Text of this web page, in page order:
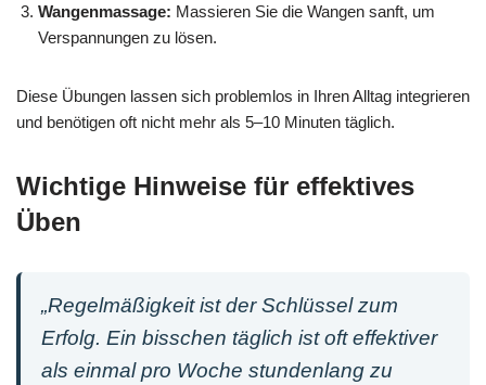
Wangenmassage: Massieren Sie die Wangen sanft, um
Verspannungen zu lösen.
Diese Übungen lassen sich problemlos in Ihren Alltag integrieren
und benötigen oft nicht mehr als 5–10 Minuten täglich.
Wichtige Hinweise für effektives
Üben
„Regelmäßigkeit ist der Schlüssel zum
Erfolg. Ein bisschen täglich ist oft effektiver
als einmal pro Woche stundenlang zu